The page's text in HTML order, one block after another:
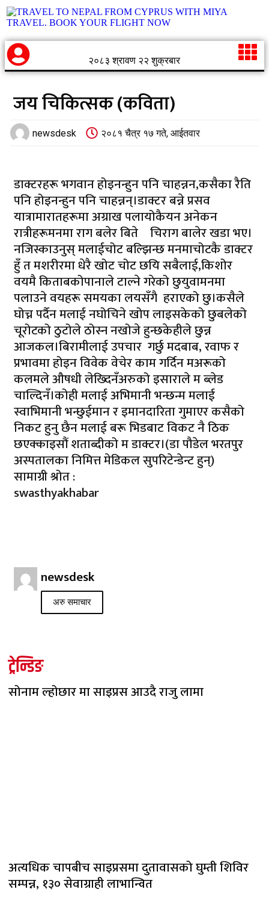
२०८३ श्रावण २२ शुक्रबार
जय चिकित्सक (कविता)
newsdesk २०८१ चैत्र १७ गते, आईतवार
डाक्टरहरू भगवान होइनन्हुन पनि चाहन्नन,कसैका रैति
पनि होइनन्हुन पनि चाहन्नन्।डाक्टर बन्ने प्रसव
यात्रामारातहरूमा अग्राख पलायोकैयन अनेकन
रात्रीहरूमनमा राग बलेर बिते चिराग बालेर खडा भए।
नजिस्काउनुस् मलाईचोट बल्झिन्छ मनमाचोटकै डाक्टर
हुँ त मशरीरमा धेरै खोट चोट छयि सबैलाई,किशोर
वयमै किताबकोपानाले टाल्ने गरेको छुयुवामनमा
पलाउने वयहरू समयका लयसँगै हराएको छु।कसैले
घोच्न पर्दैन मलाई नघोचिने खोप लाइसकेको छुबलेको
चूरोटको ठुटोले ठोस्न नखोजे हुन्छकेहीले छुन्न
आजकल।बिरामीलाई उपचार गर्छु मदबाब, रवाफ र
प्रभावमा होइन विवेक वेचेर काम गर्दिन मअरूको
कलमले औषधी लेख्दिनँअरुको इसाराले म ब्लेड
चाल्दिनँ।कोही मलाई अभिमानी भन्छन्म मलाई
स्वाभिमानी भन्छुईमान र इमानदारिता गुमाएर कसैको
निकट हुनु छैन मलाई बरू भिडबाट विकट नै ठिक
छएक्काइसौं शताब्दीको म डाक्टर।(डा पौडेल भरतपुर
अस्पतालका निमित्त मेडिकल सुपरिटेन्डेन्ट हुन्)
सामाग्री श्रोत :
swasthyakhabar
newsdesk
अरु समाचार
ट्रेन्डिङ
सोनाम ल्होछार मा साइप्रस आउदै राजु लामा
अत्यधिक चापबीच साइप्रसमा दुतावासको घुम्ती शिविर
सम्पन्न, १३० सेवाग्राही लाभान्वित